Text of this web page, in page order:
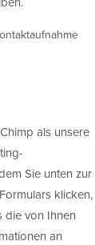
als unsere
Sie unten zur
klicken,
die von Ihnen
an